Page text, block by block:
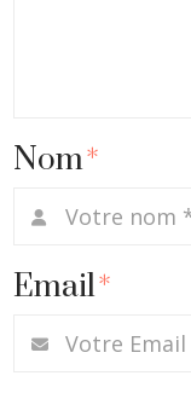
Nom*
Email*